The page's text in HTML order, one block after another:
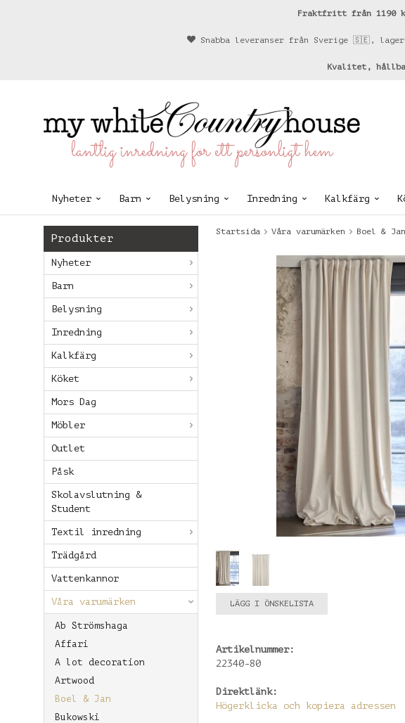
Fraktfritt från 1190
Snabba leveranser från Sverige 🇸🇪,
Kvalitet,
lantlig inredning för ett personligt hem
Nyheter Barn Belysning Inredning Kalkfärg
Produkter
Nyheter
Barn
Belysning
Inredning
Kalkfärg
Köket
Mors Dag
Möbler
Outlet
Påsk
Skolavslutning &
Student
Textil inredning
Trädgård
Vattenkannor
Våra varumärken
Ab Strömshaga
Affari
A lot decoration
Artwood
Boel & Jan
Bukowski
Startsida Våra varumärken Boel & Jan
LÄGG I ÖNSKELISTA
Artikelnummer:
22340-80
Direktlänk:
Högerklicka och kopiera adressen